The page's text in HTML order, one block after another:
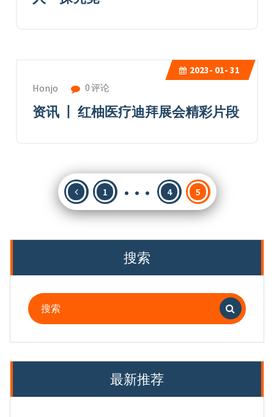
2023- 01- 31
Honjo 0 评论
资讯 丨 红柚医疗迪拜展会精彩片段
文
章
1 … 4 5
搜索
搜
索：
最新推荐